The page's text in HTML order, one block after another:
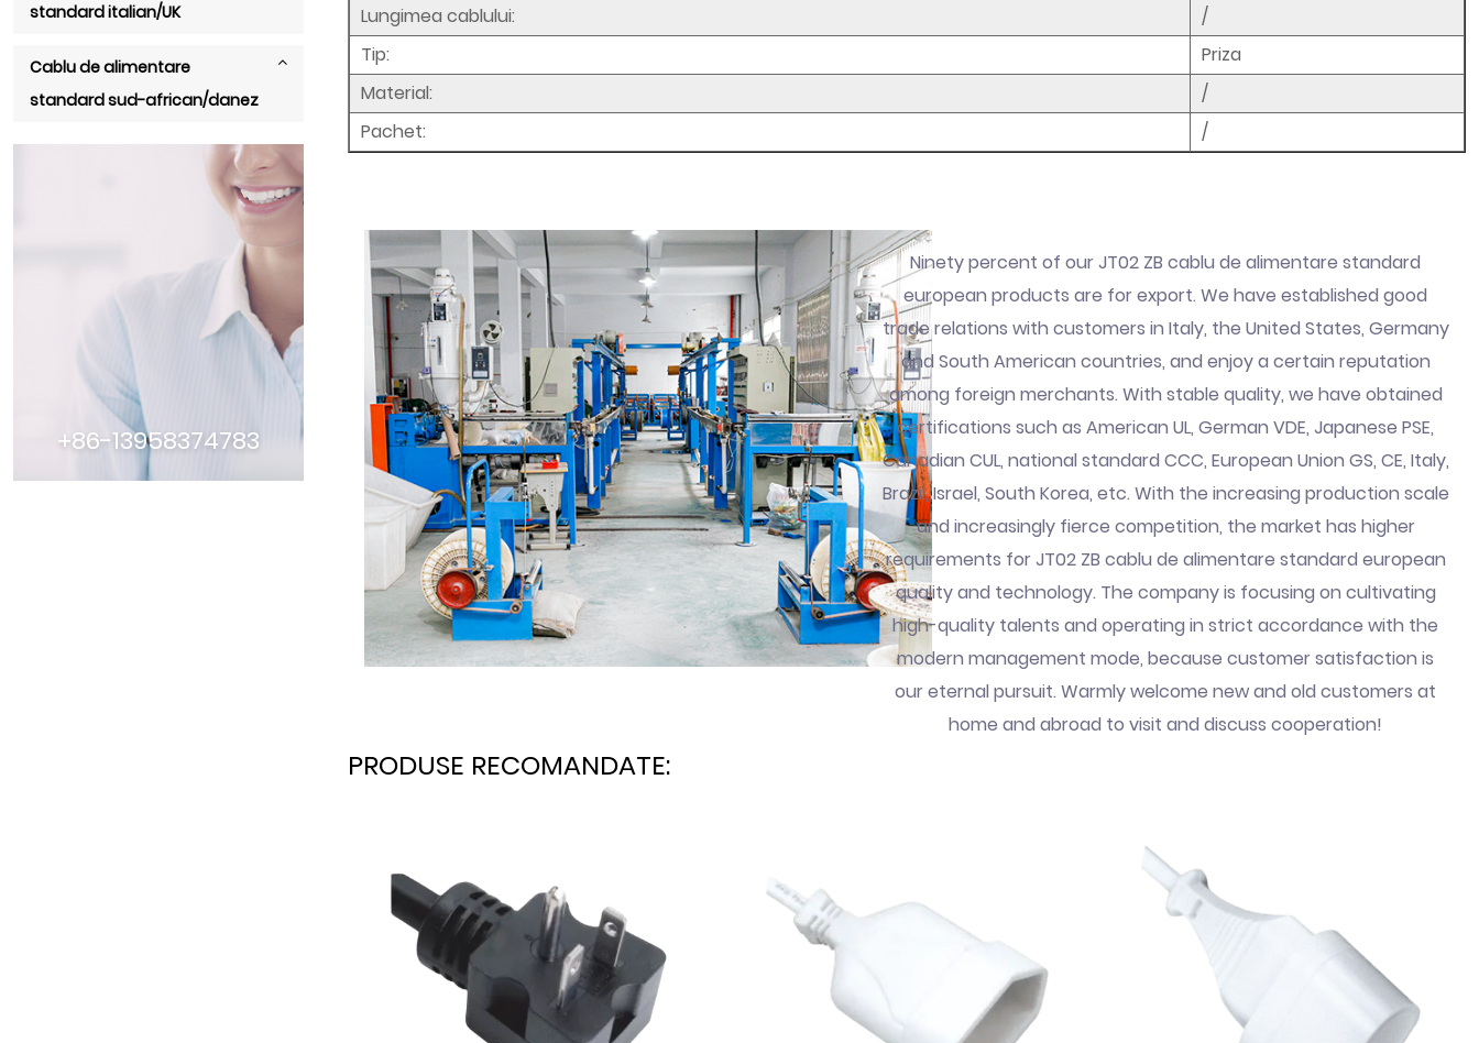
standard italian/UK
Cablu de alimentare
standard sud-african/danez
+86-13958374783
Lungimea cablului:
/
Tip:
Priza
Material:
/
Pachet:
/
Ninety percent of our JT02 ZB cablu de alimentare standard
european products are for export. We have established good
trade relations with customers in Italy, the United States, Germany
and South American countries, and enjoy a certain reputation
among foreign merchants. With stable quality, we have obtained
certifications such as American UL, German VDE, Japanese PSE,
Canadian CUL, national standard CCC, European Union GS, CE, Italy,
Brazil, Israel, South Korea, etc. With the increasing production scale
and increasingly fierce competition, the market has higher
requirements for JT02 ZB cablu de alimentare standard european
quality and technology. The company is focusing on cultivating
high-quality talents and operating in strict accordance with the
modern management mode, because customer satisfaction is
our eternal pursuit. Warmly welcome new and old customers at
home and abroad to visit and discuss cooperation!
PRODUSE RECOMANDATE: